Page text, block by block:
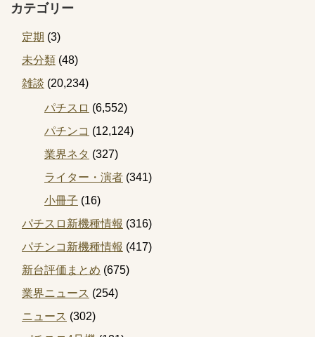
カテゴリー
定期 (3)
未分類 (48)
雑談 (20,234)
パチスロ (6,552)
パチンコ (12,124)
業界ネタ (327)
ライター・演者 (341)
小冊子 (16)
パチスロ新機種情報 (316)
パチンコ新機種情報 (417)
新台評価まとめ (675)
業界ニュース (254)
ニュース (302)